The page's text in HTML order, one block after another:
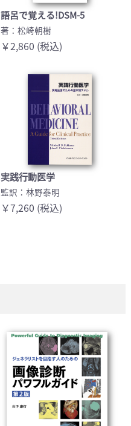
語呂で覚える!DSM-5
著：松崎朝樹
￥2,860 (税込)
実践行動医学
監訳：林野泰明
￥7,260 (税込)